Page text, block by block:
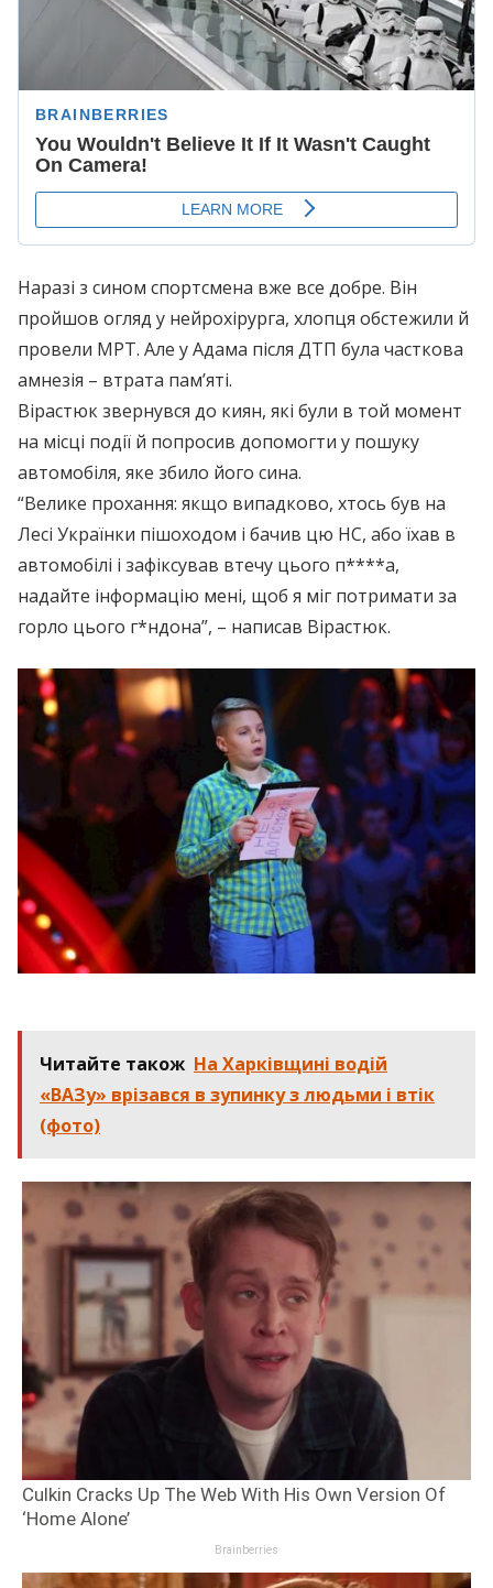
Наразі з сином спортсмена вже все добре. Він
пройшов огляд у нейрохірурга, хлопця обстежили й
провели МРТ. Але у Адама після ДТП була часткова
амнезія – втрата пам’яті.
Вірастюк звернувся до киян, які були в той момент
на місці події й попросив допомогти у пошуку
автомобіля, яке збило його сина.
“Велике прохання: якщо випадково, хтось був на
Лесі Українки пішоходом і бачив цю НС, або їхав в
автомобілі і зафіксував втечу цього п****а,
надайте інформацію мені, щоб я міг потримати за
горло цього г*ндона”, – написав Вірастюк.
Читайте також На Харківщині водій
«ВАЗу» врізався в зупинку з людьми і втік
(фото)